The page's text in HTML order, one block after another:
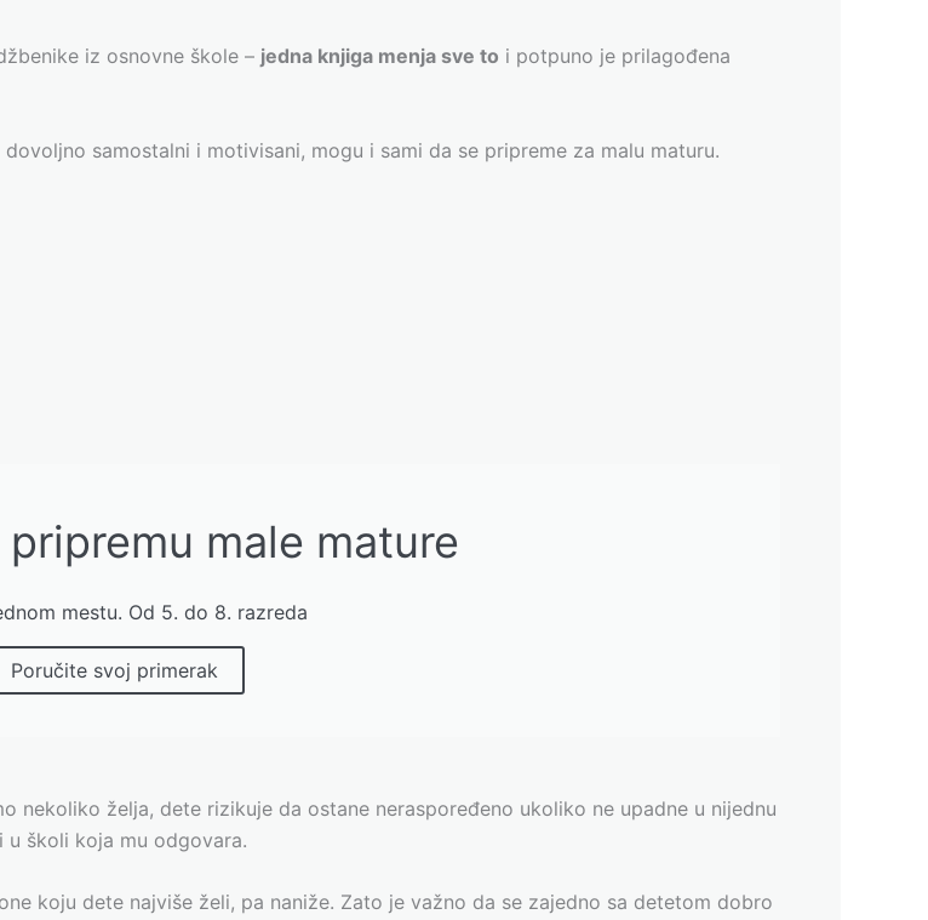
iz osnovne škole – jedna knjiga menja sve to i potpuno je prilagođena
samostalni i motivisani, mogu i sami da se pripreme za malu maturu.
male mature
mestu. Od 5. do 8. razreda
Poručite svoj primerak
nekoliko želja, dete rizikuje da ostane neraspoređeno ukoliko ne upadne u nijednu
u školi koja mu odgovara.
koju dete najviše želi, pa naniže. Zato je važno da se zajedno sa detetom dobro